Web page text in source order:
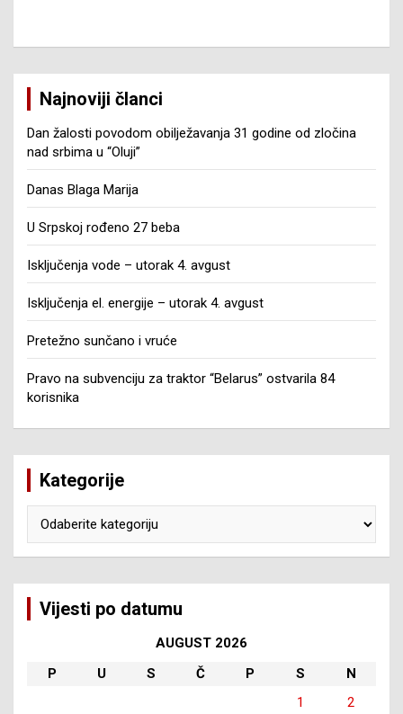
Najnoviji članci
Dan žalosti povodom obilježavanja 31 godine od zločina
nad srbima u “Oluji”
Danas Blaga Marija
U Srpskoj rođeno 27 beba
Isključenja vode – utorak 4. avgust
Isključenja el. energije – utorak 4. avgust
Pretežno sunčano i vruće
Pravo na subvenciju za traktor “Belarus” ostvarila 84
korisnika
Kategorije
Vijesti po datumu
AUGUST 2026
P
U S Č P S
N
1
2